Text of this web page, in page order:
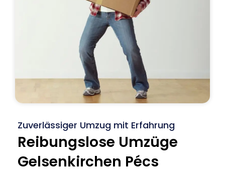
Zuverlässiger Umzug mit Erfahrung
Reibungslose Umzüge
Gelsenkirchen Pécs